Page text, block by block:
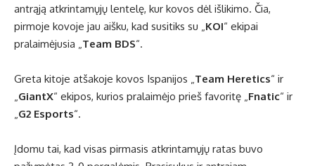
antrąją atkrintamųjų lentelę, kur kovos dėl išlikimo. Čia,
pirmoje kovoje jau aišku, kad susitiks su „ KOI“ ekipai
pralaimėjusia „ Team BDS“.
Greta kitoje atšakoje kovos Ispanijos „ Team Heretics“ ir
GiantX“ ekipos, kurios pralaimėjo prieš favoritę „ Fnatic“ ir
G2 Esports“.
Įdomu tai, kad visas pirmasis atkrintamųjų ratas buvo